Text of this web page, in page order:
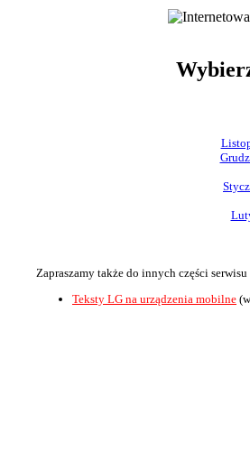
Zapraszamy także do innych części
Teksty LG na urządzenia mobilne